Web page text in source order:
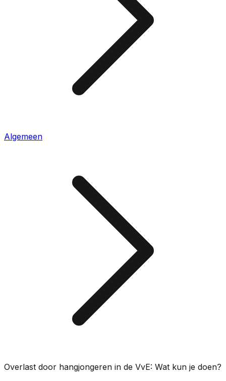
Algemeen
Overlast door hangjongeren in de VvE: Wat kun je doen?